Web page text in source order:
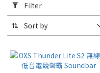
Filter
(0/20)
Range
(NT$)
Filter
Sort by